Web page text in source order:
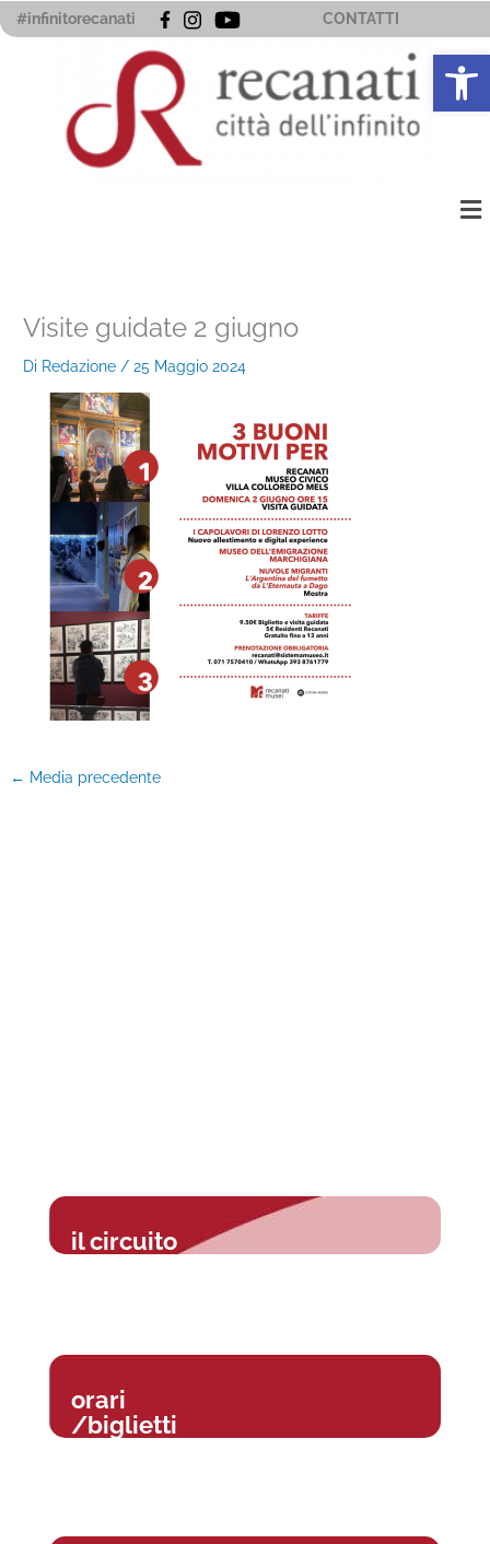
Vai
al
#infinitorecanati CONTATTI
Visite guidate 2 giugno
Di Redazione /25 Maggio 2024
← Media precedente
il circuito
orari
/biglietti
Apri la